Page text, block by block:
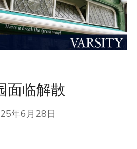
面临解散
年6月28日